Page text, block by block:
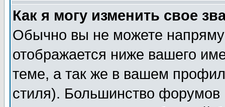
Как я могу изменить свое
Обычно вы не можете
отображается ниже вашего
теме, а так же в вашем
стиля). Большинство форумов